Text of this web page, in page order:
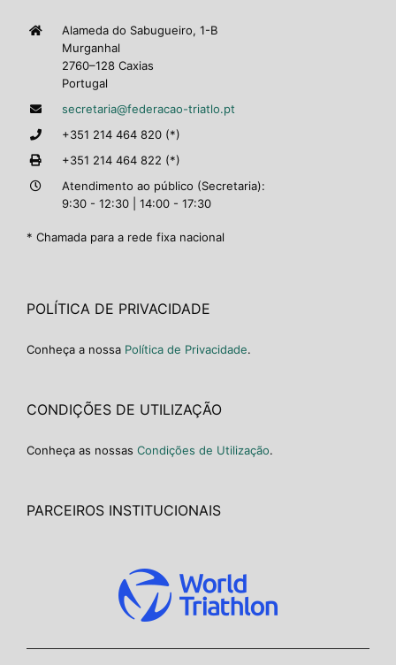
Alameda do Sabugueiro, 1-B
Murganhal
2760–128 Caxias
Portugal
secretaria@federacao-triatlo.pt
+351 214 464 820 (*)
+351 214 464 822 (*)
Atendimento ao público (Secretaria):
9:30 - 12:30 | 14:00 - 17:30
* Chamada para a rede fixa nacional
POLÍTICA DE PRIVACIDADE
Conheça a nossa Política de Privacidade.
CONDIÇÕES DE UTILIZAÇÃO
Conheça as nossas Condições de Utilização.
PARCEIROS INSTITUCIONAIS